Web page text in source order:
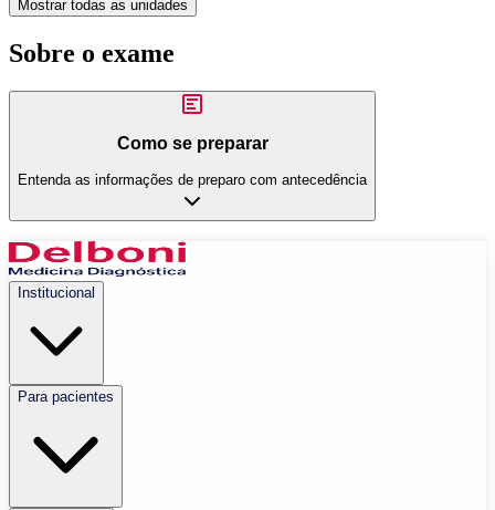
Mostrar todas as unidades
Sobre o exame
Como se preparar
Entenda as informações de preparo com antecedência
Institucional
Para pacientes